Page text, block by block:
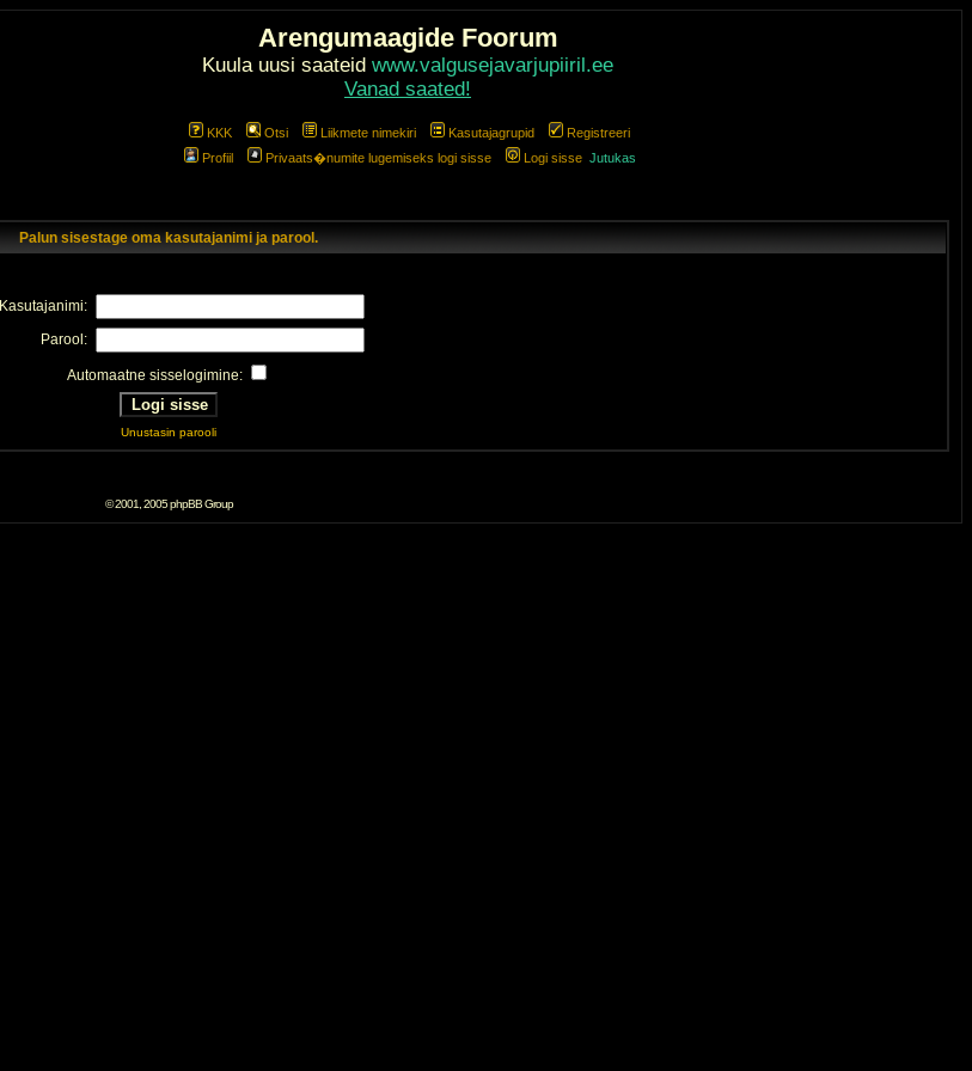
Arengumaagide Foorum
Kuula uusi saateid www.valgusejavarjupiiril.ee
Vanad saated!
KKK Otsi Liikmete nimekiri Kasutajagrupid
Registreeri
Profiil
Privaats�numite lugemiseks logi sisse Logi sisse Jutukas
Palun sisestage oma kasutajanimi ja parool.
Kasutajanimi:
Parool:
Automaatne sisselogimine:
Unustasin parooli
© 2001, 2005 phpBB Group